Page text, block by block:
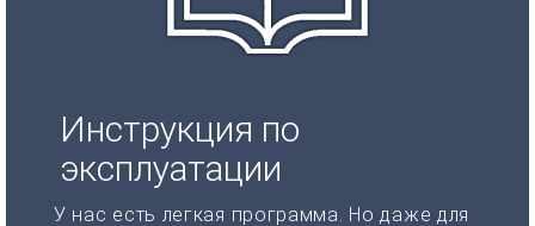
Инструкция по
эксплуатации
У нас есть легкая программа. Но даже для